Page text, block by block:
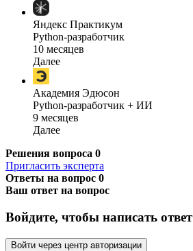
Яндекс Практикум
Python-разработчик
10 месяцев
Далее
Академия Эдюсон
Python-разработчик + ИИ
9 месяцев
Далее
Решения вопроса 0
Пригласить эксперта
Ответы на вопрос 0
Ваш ответ на вопрос
Войдите, чтобы написать ответ
Войти через центр авторизации